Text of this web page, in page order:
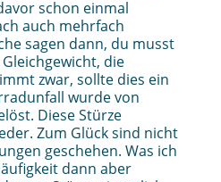
schon einmal
auch mehrfach
sagen dann, du musst
die
zwar, sollte dies ein
wurde von
Diese Stürze
Zum Glück sind nicht
geschehen. Was ich
dann aber